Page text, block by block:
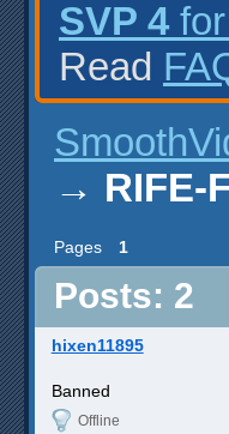
SVP 4
Read
→ RIFE-
Pages 1
Posts: 2
hixen11895
Banned
Offline